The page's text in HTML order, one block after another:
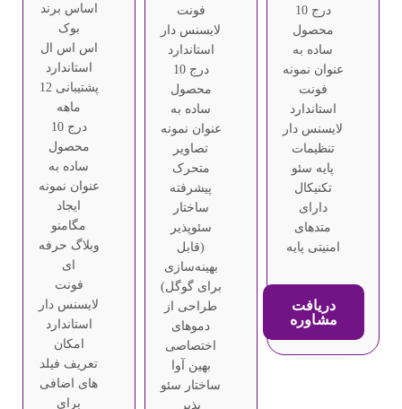
درج 10
محصول
ساده به
عنوان نمونه
فونت
استاندارد
لایسنس دار
تنظیمات
پایه سئو
تکنیکال
دارای
متدهای
امنیتی پایه
دریافت
مشاوره
فونت
لایسنس دار
استاندارد
درج 10
محصول
ساده به
عنوان نمونه
تصاویر
متحرک
پیشرفته
ساختار
سئوپذیر
(قابل
بهینه‌سازی
برای گوگل)
طراحی از
دموهای
اختصاصی
بهین آوا
ساختار سئو
پذیر
اساس برند
بوک
اس اس ال
استاندارد
پشتیبانی 12
ماهه
درج 10
محصول
ساده به
عنوان نمونه
ایجاد
مگامنو
وبلاگ حرفه
ای
فونت
لایسنس دار
استاندارد
امکان
تعریف فیلد
های اضافی
برای